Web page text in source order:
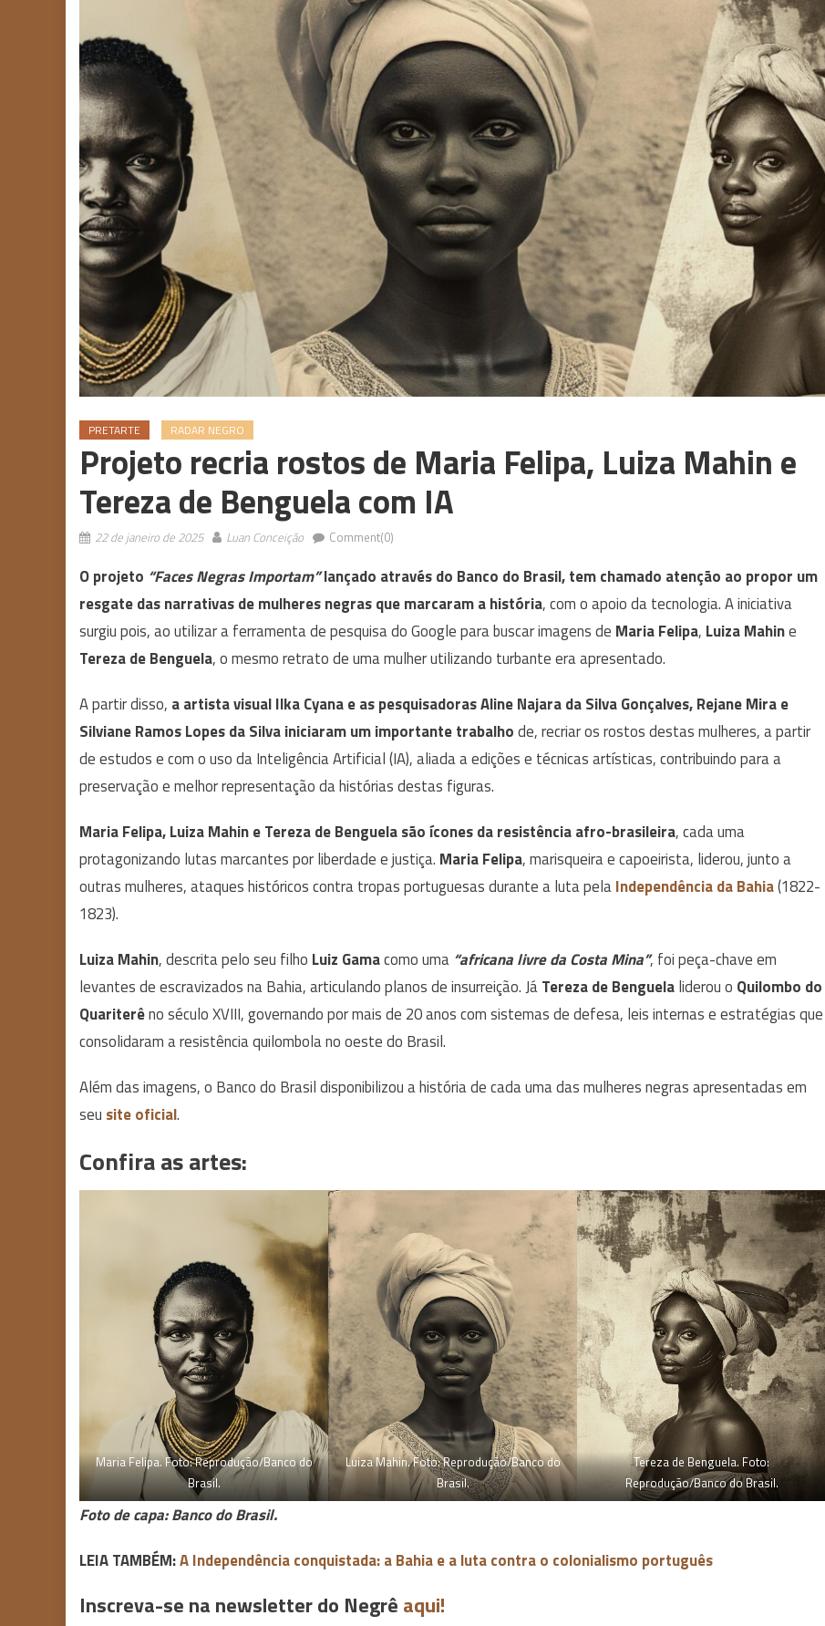
PRETARTE RADAR NEGRO
Projeto recria rostos de Maria Felipa, Luiza Mahin e
Tereza de Benguela com IA
22 de janeiro de 2025 Luan Conceição Comment(0)
O projeto “Faces Negras Importam”lançado através do Banco do Brasil, tem chamado atenção ao propor um
resgate das narrativas de mulheres negras que marcaram a história, com o apoio da tecnologia. A iniciativa
surgiu pois, ao utilizar a ferramenta de pesquisa do Google para buscar imagens de Maria Felipa, Luiza Mahine
Tereza de Benguela, o mesmo retrato de uma mulher utilizando turbante era apresentado.
A partir disso, a artista visual Ilka Cyana e as pesquisadoras Aline Najara da Silva Gonçalves, Rejane Mira e
Silviane Ramos Lopes da Silva iniciaram um importante trabalhode, recriar os rostos destas mulheres, a partir
de estudos e com o uso da Inteligência Artificial (IA), aliada a edições e técnicas artísticas, contribuindo para a
preservação e melhor representação da histórias destas figuras.
Maria Felipa, Luiza Mahin e Tereza de Benguela são ícones da resistência afro-brasileira, cada uma
protagonizando lutas marcantes por liberdade e justiça. Maria Felipa, marisqueira e capoeirista, liderou, junto a
outras mulheres, ataques históricos contra tropas portuguesas durante a luta pelaIndependência da Bahia(1822-
1823).
Luiza Mahin, descrita pelo seu filho Luiz Gamacomo uma “africana livre da Costa Mina”, foi peça-chave em
levantes de escravizados na Bahia, articulando planos de insurreição. JáTereza de Benguelaliderou o Quilombo do
Quariterêno século XVIII, governando por mais de 20 anos com sistemas de defesa, leis internas e estratégias que
consolidaram a resistência quilombola no oeste do Brasil.
Além das imagens, o Banco do Brasil disponibilizou a história de cada uma das mulheres negras apresentadas em
seu site oficial.
Confira as artes:
Maria Felipa. Foto: Reprodução/Banco do
Brasil.
Luiza Mahin. Foto: Reprodução/Banco do
Brasil.
Tereza de Benguela. Foto:
Reprodução/Banco do Brasil.
Foto de capa: Banco do Brasil.
LEIA TAMBÉM:A Independência conquistada: a Bahia e a luta contra o colonialismo português
Inscreva-se na newsletter do Negrê aqui!